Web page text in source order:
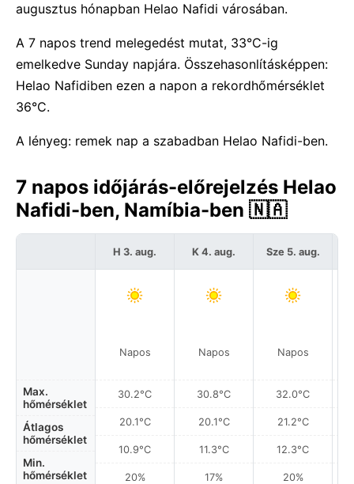
augusztus hónapban Helao Nafidi városában.
A 7 napos trend melegedést mutat, 33°C-ig
emelkedve Sunday napjára. Összehasonlításképpen:
Helao Nafidiben ezen a napon a rekordhőmérséklet
36°C.
A lényeg: remek nap a szabadban Helao Nafidi-ben.
7 napos időjárás-előrejelzés Helao
Nafidi-ben, Namíbia-ben 🇳🇦
Max.
hőmérséklet
Átlagos
hőmérséklet
Min.
hőmérséklet
H 3. aug.
Napos
30.2°C
20.1°C
10.9°C
20%
K 4. aug.
Napos
30.8°C
20.1°C
11.3°C
17%
Sze 5. aug.
Napos
32.0°C
21.2°C
12.3°C
20%